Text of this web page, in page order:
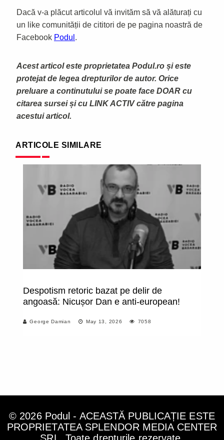
Dacă v-a plăcut articolul vă invităm să vă alăturați cu
un like comunității de cititori de pe pagina noastră de
Facebook Podul .
Acest articol este proprietatea Podul.ro și este
protejat de legea drepturilor de autor. Orice
preluare a continutului se poate face DOAR cu
citarea sursei și cu LINK ACTIV către pagina
acestui articol.
ARTICOLE SIMILARE
Despotism retoric bazat pe delir de
angoasă: Nicușor Dan e anti-european!
George Damian May 13, 2026 7058
© 2026 Podul - ACEASTĂ PUBLICAȚIE ESTE
PROPRIETATEA SPLENDOR MEDIA CENTER